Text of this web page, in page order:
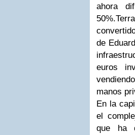
ahora
de
euros
manos
En la
el
que ha